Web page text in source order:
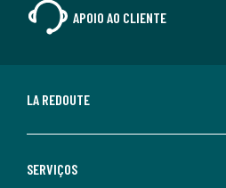
APOIO AO CLIENTE
LA REDOUTE
SERVIÇOS